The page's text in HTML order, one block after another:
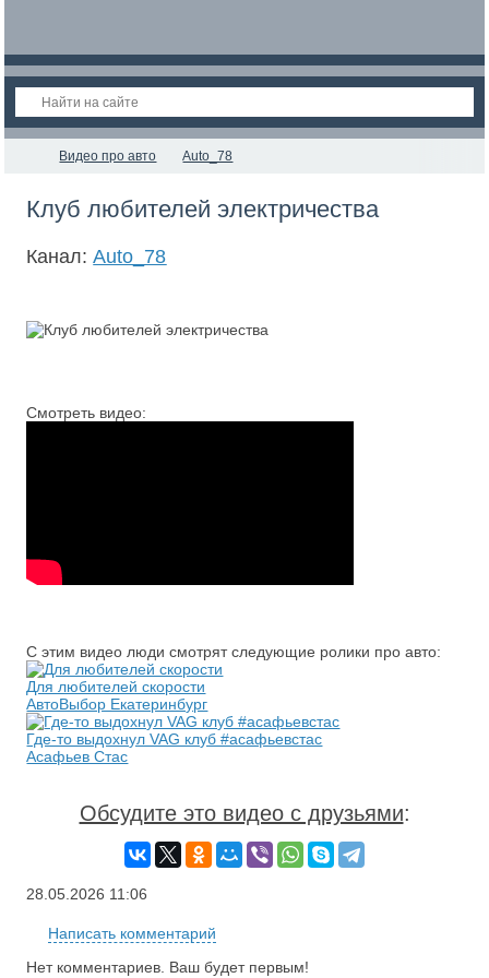
Видео про авто Auto_78
Клуб любителей электричества
Канал:Auto_78
Смотреть видео:
С этим видео люди смотрят следующие ролики про авто:
Для любителей скорости
АвтоВыбор Екатеринбург
Где-то выдохнул VAG клуб #асафьевстас
Асафьев Стас
Обсудите это видео с друзьями:
28.05.2026 11:06
Написать комментарий
Нет комментариев. Ваш будет первым!